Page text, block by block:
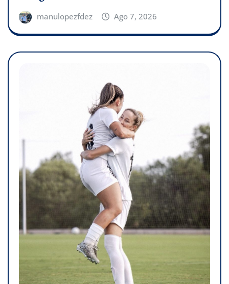
manulopezfdez Ago 7, 2026